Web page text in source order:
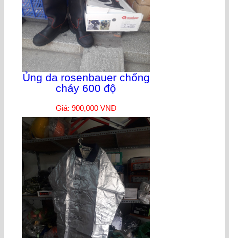
Ủng da rosenbauer chống
cháy 600 độ
Giá: 900,000 VNĐ